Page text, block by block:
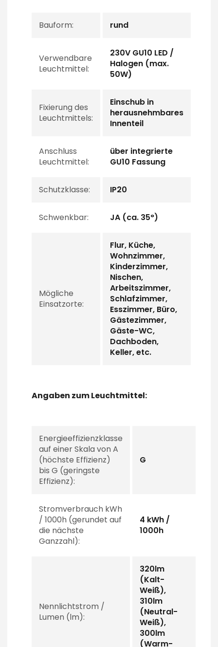
Bauform: rund
Verwendbare
Leuchtmittel:
230V GU10 LED /
Halogen (max.
50W)
Fixierung des
Leuchtmittels:
Einschub in
herausnehmbares
Innenteil
Anschluss
Leuchtmittel:
über integrierte
GU10 Fassung
Schutzklasse: IP20
Schwenkbar: JA (ca. 35°)
Mögliche
Einsatzorte:
Flur, Küche,
Wohnzimmer,
Kinderzimmer,
Nischen,
Arbeitszimmer,
Schlafzimmer,
Esszimmer, Büro,
Gästezimmer,
Gäste-WC,
Dachboden,
Keller, etc.
Angaben zum Leuchtmittel:
Energieeffizienzklasse
auf einer Skala von A
(höchste Effizienz)
bis G (geringste
Effizienz):
G
Stromverbrauch kWh
/ 1000h (gerundet auf
die nächste
Ganzzahl):
4 kWh /
1000h
Nennlichtstrom /
Lumen (lm):
320lm
(Kalt-
Weiß),
310lm
(Neutral-
Weiß),
300lm
(Warm-